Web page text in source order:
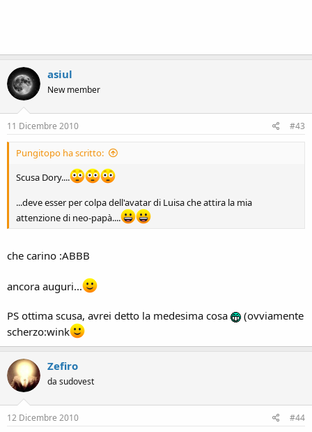
asiul
New member
11 Dicembre 2010 #43
Pungitopo ha scritto:
Scusa Dory....
...deve esser per colpa dell'avatar di Luisa che attira la mia
attenzione di neo-papà....
che carino :ABBB
ancora auguri...
PS ottima scusa, avrei detto la medesima cosa
(ovviamente
scherzo:wink
Zefiro
da sudovest
12 Dicembre 2010 #44